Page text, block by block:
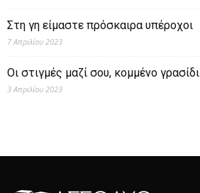
Στη γη είμαστε πρόσκαιρα υπέροχοι
7 Απριλίου 2023
Οι στιγμές μαζί σου, κομμένο γρασίδι
3 Απριλίου 2023